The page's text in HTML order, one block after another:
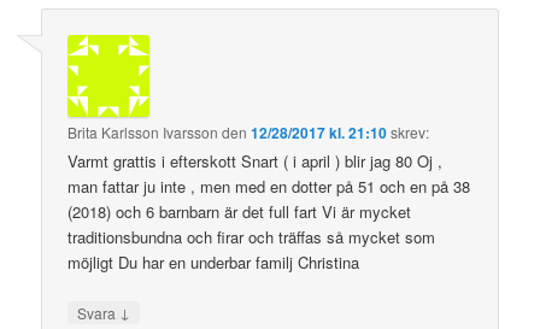
Brita Karlsson Ivarsson den12/28/2017 kl. 21:10skrev:
Varmt grattis i efterskott Snart ( i april ) blir jag 80 Oj ,
man fattar ju inte , men med en dotter på 51 och en på 38
(2018) och 6 barnbarn är det full fart Vi är mycket
traditionsbundna och firar och träffas så mycket som
möjligt Du har en underbar familj Christina
Svara ↓